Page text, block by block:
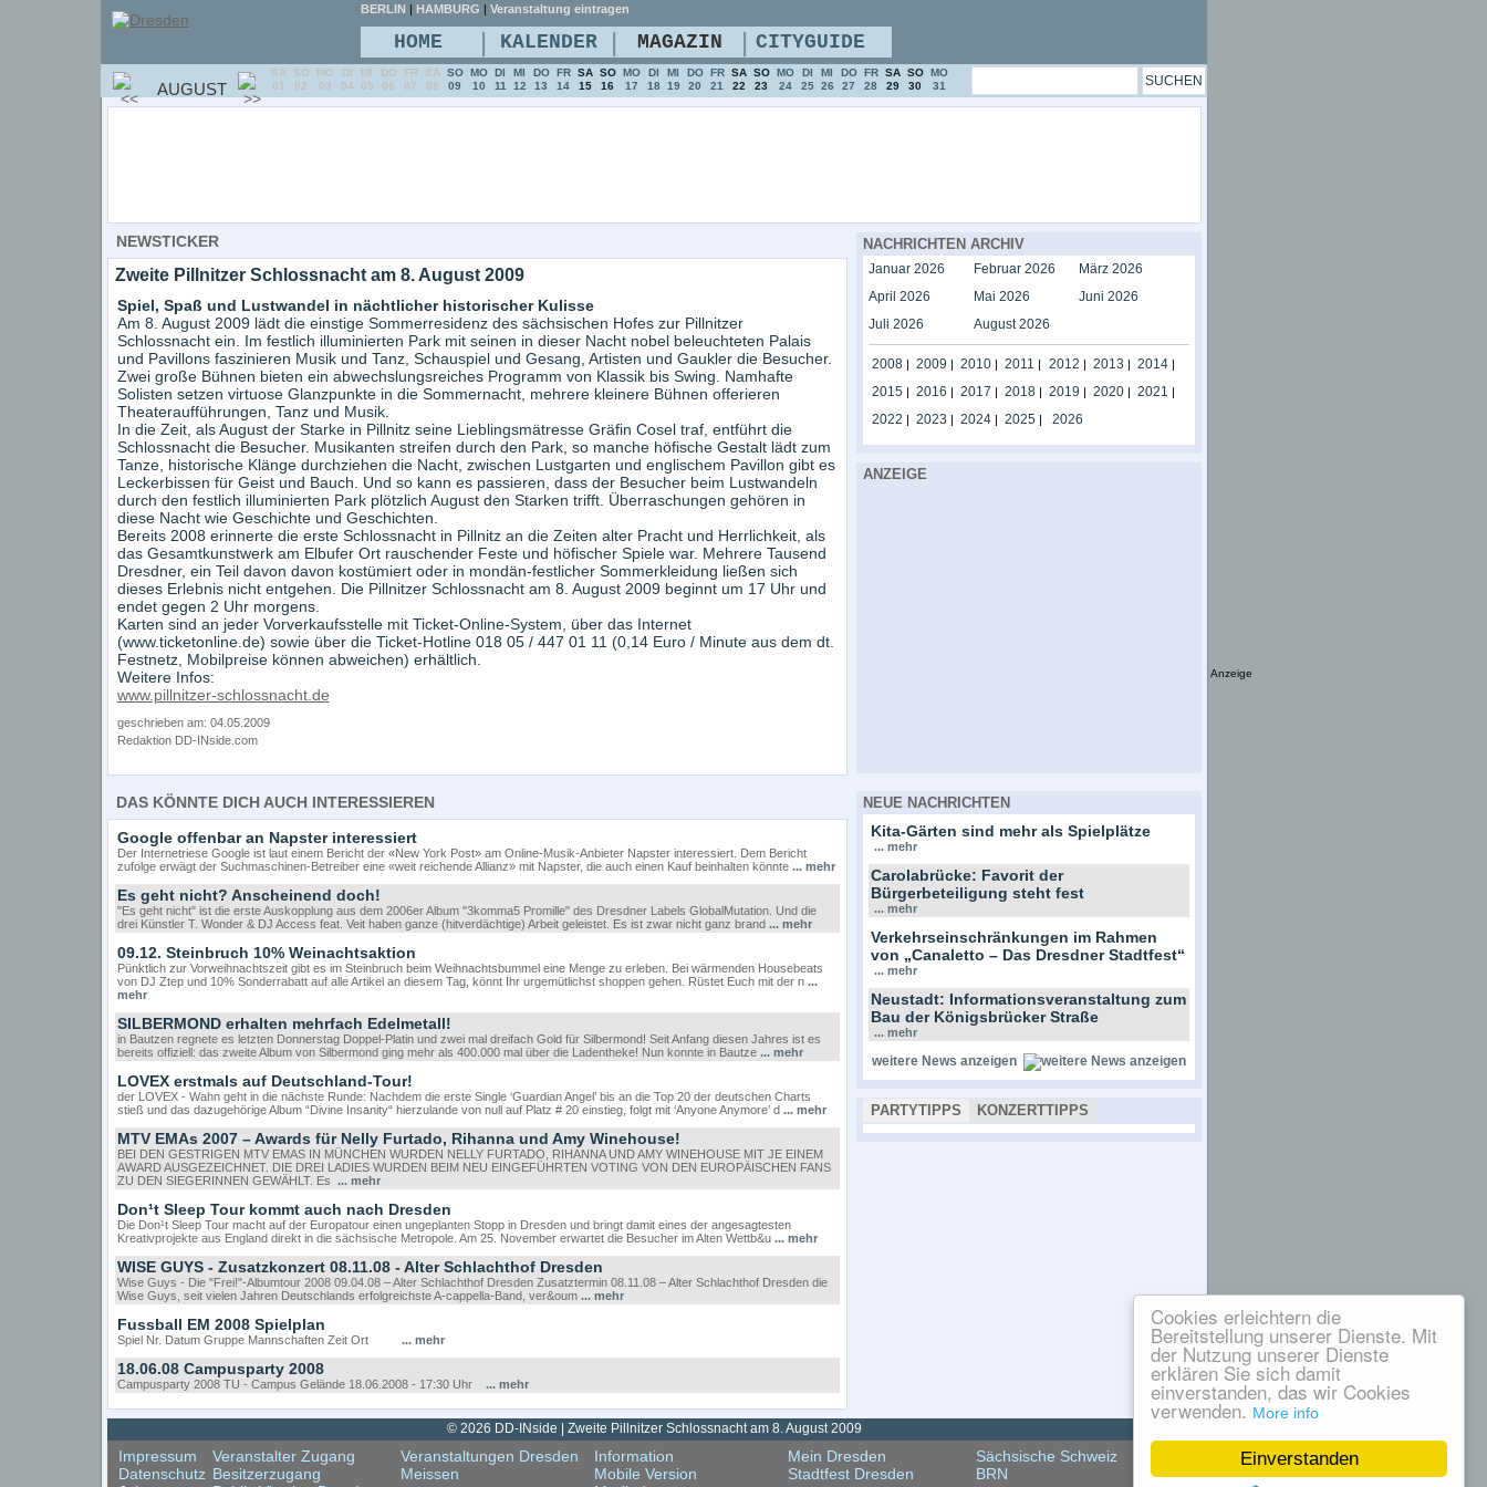
Einverstanden
Cookies erleichtern die
Bereitstellung unserer Dienste. Mit
der Nutzung unserer Dienste
erklären Sie sich damit
einverstanden, das wir Cookies
verwenden. More info
NEWSTICKER
Zweite Pillnitzer Schlossnacht am 8. August 2009
Spiel, Spaß und Lustwandel in nächtlicher historischer Kulisse
Am 8. August 2009 lädt die einstige Sommerresidenz des sächsischen Hofes zur Pillnitzer
Schlossnacht ein. Im festlich illuminierten Park mit seinen in dieser Nacht nobel beleuchteten Palais
und Pavillons faszinieren Musik und Tanz, Schauspiel und Gesang, Artisten und Gaukler die Besucher.
Zwei große Bühnen bieten ein abwechslungsreiches Programm von Klassik bis Swing. Namhafte
Solisten setzen virtuose Glanzpunkte in die Sommernacht, mehrere kleinere Bühnen offerieren
Theateraufführungen, Tanz und Musik.
In die Zeit, als August der Starke in Pillnitz seine Lieblingsmätresse Gräfin Cosel traf, entführt die
Schlossnacht die Besucher. Musikanten streifen durch den Park, so manche höfische Gestalt lädt zum
Tanze, historische Klänge durchziehen die Nacht, zwischen Lustgarten und englischem Pavillon gibt es
Leckerbissen für Geist und Bauch. Und so kann es passieren, dass der Besucher beim Lustwandeln
durch den festlich illuminierten Park plötzlich August den Starken trifft. Überraschungen gehören in
diese Nacht wie Geschichte und Geschichten.
Bereits 2008 erinnerte die erste Schlossnacht in Pillnitz an die Zeiten alter Pracht und Herrlichkeit, als
das Gesamtkunstwerk am Elbufer Ort rauschender Feste und höfischer Spiele war. Mehrere Tausend
Dresdner, ein Teil davon davon kostümiert oder in mondän-festlicher Sommerkleidung ließen sich
dieses Erlebnis nicht entgehen. Die Pillnitzer Schlossnacht am 8. August 2009 beginnt um 17 Uhr und
endet gegen 2 Uhr morgens.
Karten sind an jeder Vorverkaufsstelle mit Ticket-Online-System, über das Internet
(www.ticketonline.de) sowie über die Ticket-Hotline 018 05 / 447 01 11 (0,14 Euro / Minute aus dem dt.
Festnetz, Mobilpreise können abweichen) erhältlich.
Weitere Infos:
www.pillnitzer-schlossnacht.de
geschrieben am: 04.05.2009
Redaktion DD-INside.com
DAS KÖNNTE DICH AUCH INTERESSIEREN
Google offenbar an Napster interessiert
Der Internetriese Google ist laut einem Bericht der «New York Post» am Online-Musik-Anbieter Napster interessiert. Dem Bericht
zufolge erwägt der Suchmaschinen-Betreiber eine «weit reichende Allianz» mit Napster, die auch einen Kauf beinhalten könnte ... mehr
Es geht nicht? Anscheinend doch!
"Es geht nicht" ist die erste Auskopplung aus dem 2006er Album "3komma5 Promille" des Dresdner Labels GlobalMutation. Und die
drei Künstler T. Wonder & DJ Access feat. Veit haben ganze (hitverdächtige) Arbeit geleistet. Es ist zwar nicht ganz brand ... mehr
09.12. Steinbruch 10% Weinachtsaktion
Pünktlich zur Vorweihnachtszeit gibt es im Steinbruch beim Weihnachtsbummel eine Menge zu erleben. Bei wärmenden Housebeats
von DJ Ztep und 10% Sonderrabatt auf alle Artikel an diesem Tag, könnt Ihr urgemütlichst shoppen gehen. Rüstet Euch mit der n ...
mehr
SILBERMOND erhalten mehrfach Edelmetall!
in Bautzen regnete es letzten Donnerstag Doppel-Platin und zwei mal dreifach Gold für Silbermond! Seit Anfang diesen Jahres ist es
bereits offiziell: das zweite Album von Silbermond ging mehr als 400.000 mal über die Ladentheke! Nun konnte in Bautze ... mehr
LOVEX erstmals auf Deutschland-Tour!
der LOVEX - Wahn geht in die nächste Runde: Nachdem die erste Single ‘Guardian Angel’ bis an die Top 20 der deutschen Charts
stieß und das dazugehörige Album “Divine Insanity“ hierzulande von null auf Platz # 20 einstieg, folgt mit ‘Anyone Anymore’ d ... mehr
MTV EMAs 2007 – Awards für Nelly Furtado, Rihanna und Amy Winehouse!
BEI DEN GESTRIGEN MTV EMAS IN MÜNCHEN WURDEN NELLY FURTADO, RIHANNA UND AMY WINEHOUSE MIT JE EINEM
AWARD AUSGEZEICHNET. DIE DREI LADIES WURDEN BEIM NEU EINGEFÜHRTEN VOTING VON DEN EUROPÄISCHEN FANS
ZU DEN SIEGERINNEN GEWÄHLT. Es ... mehr
Don¹t Sleep Tour kommt auch nach Dresden
Die Don¹t Sleep Tour macht auf der Europatour einen ungeplanten Stopp in Dresden und bringt damit eines der angesagtesten
Kreativprojekte aus England direkt in die sächsische Metropole. Am 25. November erwartet die Besucher im Alten Wettb&u ... mehr
WISE GUYS - Zusatzkonzert 08.11.08 - Alter Schlachthof Dresden
Wise Guys - Die "Frei!"-Albumtour 2008 09.04.08 – Alter Schlachthof Dresden Zusatztermin 08.11.08 – Alter Schlachthof Dresden die
Wise Guys, seit vielen Jahren Deutschlands erfolgreichste A-cappella-Band, ver&oum ... mehr
Fussball EM 2008 Spielplan
Spiel Nr. Datum Gruppe Mannschaften Zeit Ort ... mehr
18.06.08 Campusparty 2008
Campusparty 2008 TU - Campus Gelände 18.06.2008 - 17:30 Uhr ... mehr
NACHRICHTEN ARCHIV
Januar 2026 Februar 2026
März 2026
April 2026
Mai 2026
Juni 2026
Juli 2026
August 2026
2008| 2009 | 2010| 2011 | 2012 | 2013 | 2014|
2015| 2016 | 2017 | 2018| 2019 | 2020| 2021 |
2022 | 2023 | 2024| 2025| 2026
ANZEIGE
NEUE NACHRICHTEN
Kita-Gärten sind mehr als Spielplätze
... mehr
Carolabrücke: Favorit der
Bürgerbeteiligung steht fest
... mehr
Verkehrseinschränkungen im Rahmen
von „Canaletto – Das Dresdner Stadtfest“
... mehr
Neustadt: Informationsveranstaltung zum
Bau der Königsbrücker Straße
... mehr
weitere News anzeigen
PARTYTIPPS KONZERTTIPPS
© 2026 DD-INside | Zweite Pillnitzer Schlossnacht am 8. August 2009
Impressum
Datenschutz
Veranstalter Zugang
Besitzerzugang
Veranstaltungen Dresden
Meissen
Information
Mobile Version
Mein Dresden
Stadtfest Dresden
Sächsische Schweiz
BRN
BERLIN | HAMBURG | Veranstaltung eintragen
HOME | KALENDER | MAGAZIN | CITYGUIDE
AUGUST
SA
01
SO
02
MO
03
DI
04
MI
05
DO
06
FR
07
SA
08
SO
09
MO
10
DI
11
MI
12
DO
13
FR
14
SA
15
SO
16
MO
17
DI
18
MI
19
DO
20
FR
21
SA
22
SO
23
MO
24
DI
25
MI
26
DO
27
FR
28
SA
29
SO
30
MO
31
Anzeige